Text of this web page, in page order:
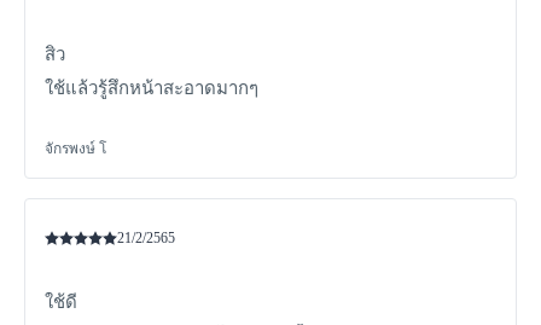
สิว
ใช้แล้วรู้สึกหน้าสะอาดมากๆ
จักรพงษ์ โ
21/2/2565
ใช้ดี